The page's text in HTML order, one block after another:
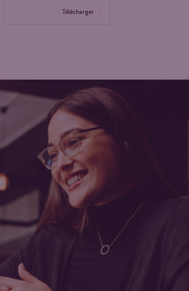
Télécharger